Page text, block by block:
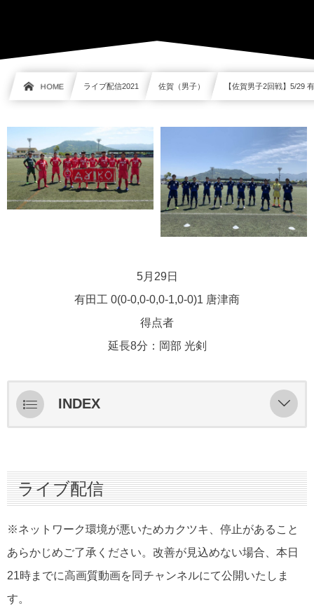
HOME ライブ配信2021 佐賀（男子） 【佐賀男子2回戦】5/29
5月29日
有田工 0(0-0,0-0,0-1,0-0)1 唐津商
得点者
延長8分：岡部 光剣
INDEX
ハイライト
インタビュー
ライブ配信
※ネットワーク環境が悪いためカクツキ、停止があること
あらかじめご了承ください。 改善が見込めない場合、本日
21時までに高画質動画を同チャンネルにて公開いたしま
す。